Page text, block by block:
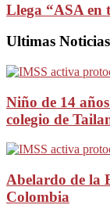
Llega “ASA en
Ultimas Noticias
Niño de 14
colegio de
Abelardo de la
Colombia